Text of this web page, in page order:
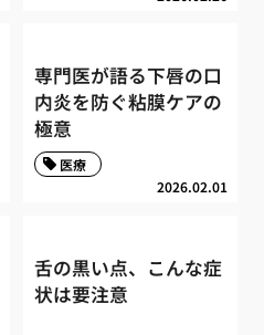
専門医が語る下唇の口
内炎を防ぐ粘膜ケアの
極意
2026.02.01
医療
舌の黒い点、こんな症
状は要注意